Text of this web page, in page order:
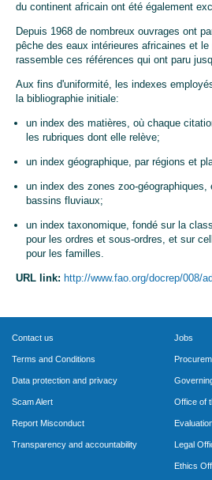
du continent africain ont été également
Depuis 1968 de nombreux ouvrages ont
pêche des eaux intérieures africaines et
rassemble ces références qui ont paru
Aux fins d'uniformité, les indexes
la bibliographie initiale:
un index des matières, où chaque
les rubriques dont elle relève;
un index géographique, par régions et
un index des zones zoo-géographiques,
bassins fluviaux;
un index taxonomique, fondé sur la
pour les ordres et sous-ordres, et sur
pour les familles.
URL link: http://www.fao.org/docrep/008/
Contact us
Terms and Conditions
Data protection and privacy
Scam Alert
Report Misconduct
Transparency and accountability
Jobs
Office of
Legal
Ethics